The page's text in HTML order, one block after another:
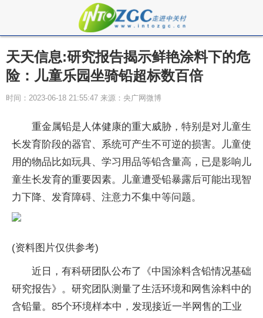
天天信息:研究报告揭示鲜艳涂料下的危
险：儿童乐园坐骑铅超标数百倍
时间：2023-06-18 21:55:47 来源：央广网微博
重金属铅是人体健康的重大威胁，特别是对儿童生
长发育阶段的器官、系统可产生不可逆的损害。儿童使
用的物品比如玩具、学习用品等铅含量高，已是影响儿
童生长发育的重要因素。儿童遭受铅暴露后可能出现智
力下降、发育障碍、注意力不集中等问题。
(资料图片仅供参考)
近日，有科研团队公布了《中国涂料含铅情况基础
研究报告》。研究团队测量了生活环境和网售涂料中的
含铅量。85个环境样本中，发现接近一半网售的工业